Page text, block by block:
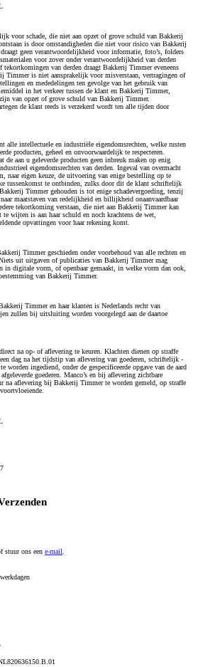
voor schade, die niet aan opzet of grove schuld van Bakkerij
is door omstandigheden die niet voor risico van Bakkerij
geen verantwoordelijkheid voor informatie, foto’s, folders
voor zover onder verantwoordelijkheid van derden
tekortkomingen van derden draagt Bakkerij Timmer eveneens
Timmer is niet aansprakelijk voor misverstaan, vertragingen of
en mededelingen ten gevolge van het gebruik van
in het verkeer tussen de klant en Bakkerij Timmer,
van opzet of grove schuld van Bakkerij Timmer.
de klant reeds is verzekerd wordt ten alle tijden door
alle intellectuele en industriële eigendomsrechten, welke rusten
producten, geheel en onvoorwaardelijk te respecteren.
de aan u geleverde producten geen inbreuk maken op enig
eigendomsrechten van derden. Ingeval van overmacht
naar eigen keuze, de uitvoering van enige bestelling op te
tussenkomst te ontbinden, zulks door dit de klant schriftelijk
Timmer gehouden is tot enige schadevergoeding, tenzij
maatstaven van redelijkheid en billijkheid onaanvaardbaar
tekortkoming verstaan, die niet aan Bakkerij Timmer kan
wijten is aan haar schuld en noch krachtens de wet,
opvattingen voor haar rekening komt.
Timmer geschieden onder voorbehoud van alle rechten en
uit uitgaven of publicaties van Bakkerij Timmer mag
in digitale vorm, of openbaar gemaakt, in welke vorm dan ook,
van Bakkerij Timmer.
Timmer en haar klanten is Nederlands recht van
zullen bij uitsluiting worden voorgelegd aan de daartoe
na op- of aflevering te keuren. Klachten dienen op straffe
dag na het tijdstip van aflevering van goederen, schriftelijk -
ingediend, onder de gespecificeerde opgave van de aard
goederen. Manco’s en bij aflevering zichtbare
na aflevering bij Bakkerij Timmer te worden gemeld, op straffe
stuur ons een e-mail